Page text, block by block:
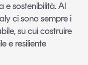
e sostenibilità. Al
ci sono sempre i
su cui costruire
e resiliente